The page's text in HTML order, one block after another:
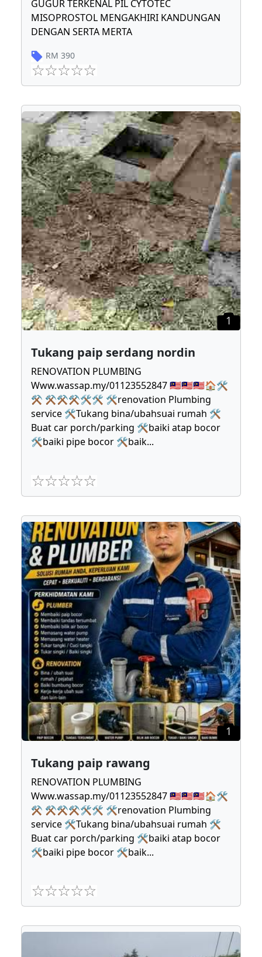
GUGUR TERKENAL PIL CYTOTEC
MISOPROSTOL MENGAKHIRI KANDUNGAN
DENGAN SERTA MERTA
RM 390
1
Tukang paip serdang nordin
RENOVATION PLUMBING
Www.wassap.my/01123552847 🇲🇾🇲🇾🇲🇾🏠🛠
⚒ ⚒⚒⚒🛠🛠 🛠renovation Plumbing
service 🛠Tukang bina/ubahsuai rumah 🛠
Buat car porch/parking 🛠baiki atap bocor
🛠baiki pipe bocor 🛠baik...
1
Tukang paip rawang
RENOVATION PLUMBING
Www.wassap.my/01123552847 🇲🇾🇲🇾🇲🇾🏠🛠
⚒ ⚒⚒⚒🛠🛠 🛠renovation Plumbing
service 🛠Tukang bina/ubahsuai rumah 🛠
Buat car porch/parking 🛠baiki atap bocor
🛠baiki pipe bocor 🛠baik...